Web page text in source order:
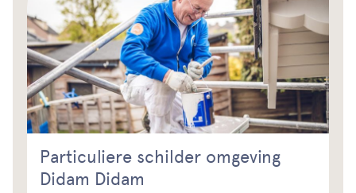
Particuliere schilder omgeving
Didam Didam